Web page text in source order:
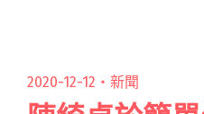
2020-12-12・ 新聞